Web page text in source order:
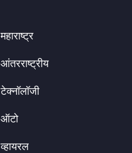
महाराष्ट्र
आंतरराष्ट्रीय
टेक्नॉलॉजी
ऑटो
व्हायरल